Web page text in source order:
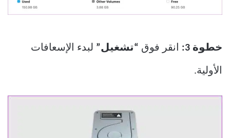
خطوة 3: انقر فوق “تشغيل” لبدء الإسعافات
الأولية.